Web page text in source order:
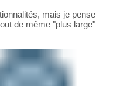
mais je pense
de même "plus large"